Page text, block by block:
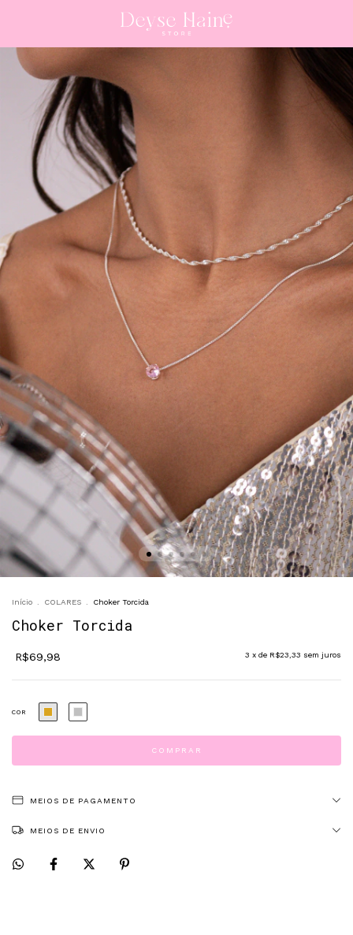
Início COLARES Choker Torcida
Choker Torcida
R$69,98 3 x de R$23,33 sem juros
COR
MEIOS DE PAGAMENTO
MEIOS DE ENVIO